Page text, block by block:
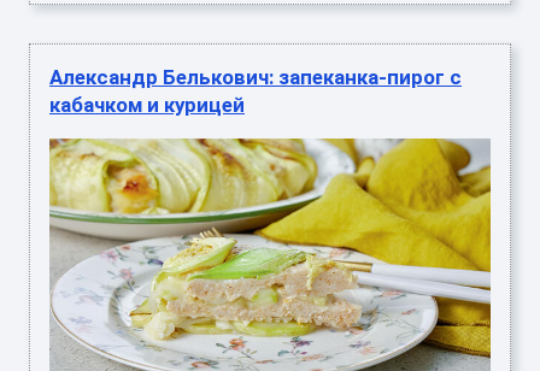
Александр Белькович: запеканка-пирог с
кабачком и курицей